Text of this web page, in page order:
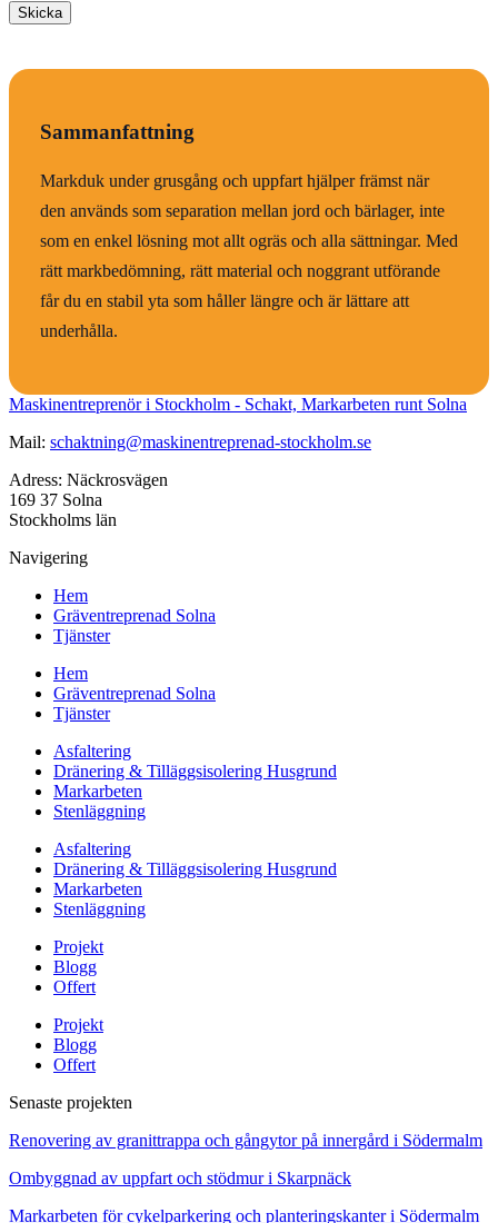
Skicka
Sammanfattning
Markduk under grusgång och uppfart hjälper främst när
den används som separation mellan jord och bärlager, inte
som en enkel lösning mot allt ogräs och alla sättningar. Med
rätt markbedömning, rätt material och noggrant utförande
får du en stabil yta som håller längre och är lättare att
underhålla.
Maskinentreprenör i Stockholm - Schakt, Markarbeten runt Solna
Mail: schaktning@maskinentreprenad-stockholm.se
Adress: Näckrosvägen
169 37 Solna
Stockholms län
Navigering
Hem
Gräventreprenad Solna
Tjänster
Hem
Gräventreprenad Solna
Tjänster
Asfaltering
Dränering & Tilläggsisolering Husgrund
Markarbeten
Stenläggning
Asfaltering
Dränering & Tilläggsisolering Husgrund
Markarbeten
Stenläggning
Projekt
Blogg
Offert
Projekt
Blogg
Offert
Senaste projekten
Renovering av granittrappa och gångytor på innergård i Södermalm
Ombyggnad av uppfart och stödmur i Skarpnäck
Markarbeten för cykelparkering och planteringskanter i Södermalm